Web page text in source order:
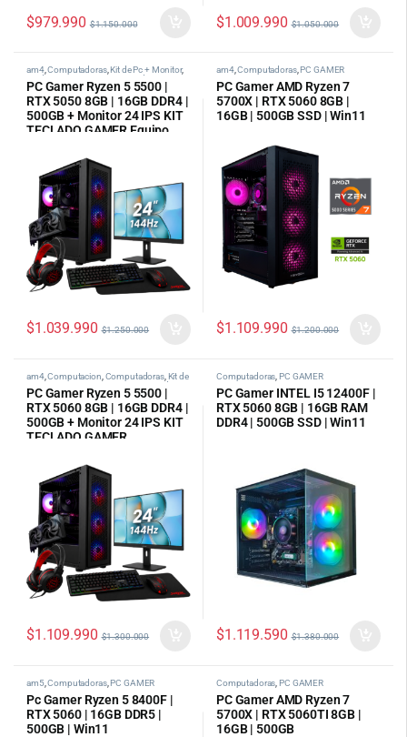
$979.990 $1.150.000 $1.009.990 $1.050.000
am4,Computadoras,Kit de Pc + Monitor,
Medio
tipos de pc
categoria
PC Gamer Ryzen 5 5500 |
RTX 5050 8GB | 16GB DDR4 |
500GB + Monitor 24 IPS KIT
TECLADO GAMER Equipo
$1.039.990 $1.250.000
am4,Computadoras,PC GAMER
PC Gamer AMD Ryzen 7
5700X | RTX 5060 8GB |
16GB | 500GB SSD | Win11
$1.109.990 $1.200.000
am4,Computacion Computadoras, Kit de
tipos de pc
categoria
PC Gamer Ryzen 5 5500 |
RTX 5060 8GB | 16GB DDR4 |
500GB + Monitor 24 IPS KIT
TECLADO GAMER
$1.109.990 $1.300.000
Computadoras ,PC GAMER
PC Gamer INTEL I5 12400F |
RTX 5060 8GB | 16GB RAM
DDR4 | 500GB SSD | Win11
$1.119.590 $1.380.000
am5,Computadoras,PC GAMER
Pc Gamer Ryzen 5 8400F |
RTX 5060 | 16GB DDR5 |
500GB | Win11
Computadoras ,PC GAMER
PC Gamer AMD Ryzen 7
5700X | RTX 5060TI 8GB |
16GB | 500GB